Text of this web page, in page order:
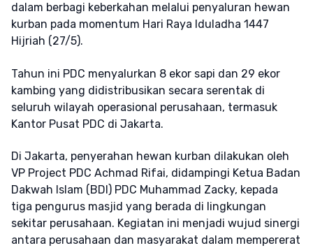
dalam berbagi keberkahan melalui penyaluran hewan
kurban pada momentum Hari Raya Iduladha 1447
Hijriah (27/5).
Tahun ini PDC menyalurkan 8 ekor sapi dan 29 ekor
kambing yang didistribusikan secara serentak di
seluruh wilayah operasional perusahaan, termasuk
Kantor Pusat PDC di Jakarta.
Di Jakarta, penyerahan hewan kurban dilakukan oleh
VP Project PDC Achmad Rifai, didampingi Ketua Badan
Dakwah Islam (BDI) PDC Muhammad Zacky, kepada
tiga pengurus masjid yang berada di lingkungan
sekitar perusahaan. Kegiatan ini menjadi wujud sinergi
antara perusahaan dan masyarakat dalam mempererat